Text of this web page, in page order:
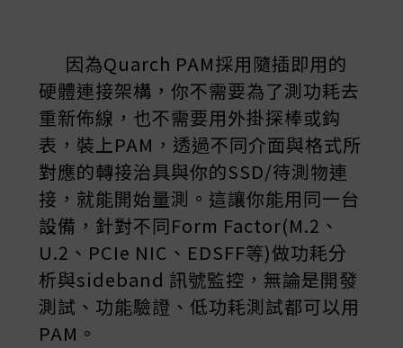
因為Quarch PAM採用隨插即用的
硬體連接架構，你不需要為了測功耗去
重新佈線，也不需要用外掛探棒或鈎
表，裝上PAM，透過不同介面與格式所
對應的轉接治具與你的SSD/待測物連
接，就能開始量測。這讓你能用同一台
設備，針對不同Form Factor(M.2、
U.2、PCIe NIC、EDSFF等)做功耗分
析與sideband 訊號監控，無論是開發
測試、功能驗證、低功耗測試都可以用
PAM。